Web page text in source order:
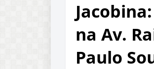
na Av.
Paulo